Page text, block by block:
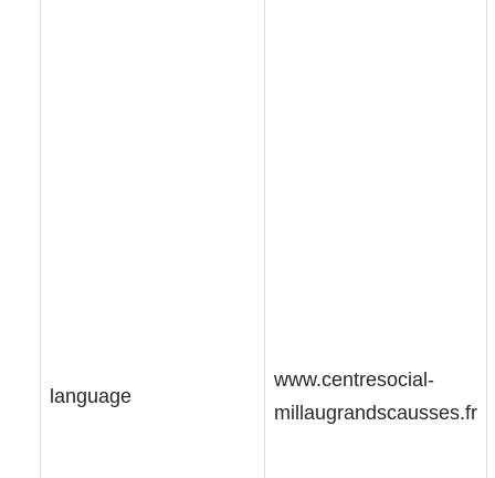
language
www.centresocial-
millaugrandscausses.fr